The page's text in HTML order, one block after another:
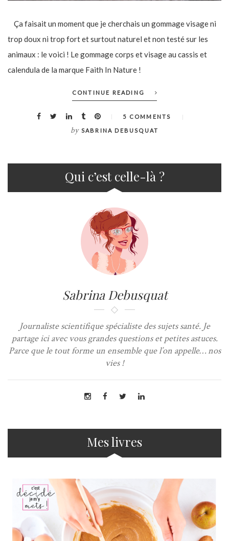
Ça faisait un moment que je cherchais un gommage visage ni
trop doux ni trop fort et surtout naturel et non testé sur les
animaux : le voici ! Le gommage corps et visage au cassis et
calendula de la marque Faith In Nature !
CONTINUE READING
5 COMMENTS
by SABRINA DEBUSQUAT
Qui c’est celle-là ?
Sabrina Debusquat
Journaliste scientifique spécialiste des sujets santé. Je
partage ici avec vous grandes questions et petites astuces.
Parce que le tout forme un ensemble que l’on appelle… nos
vies !
Mes livres